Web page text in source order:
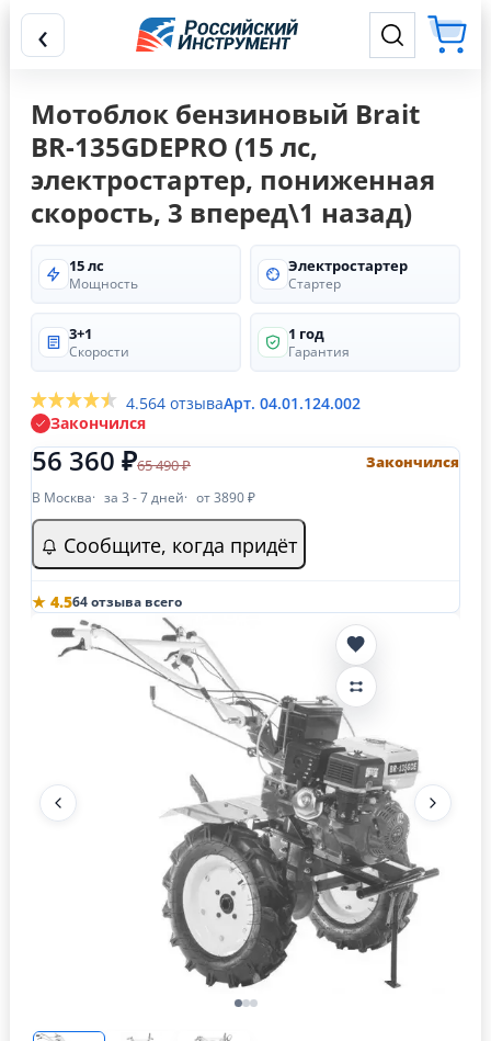
‹
Мотоблок бензиновый Brait
BR-135GDEPRO (15 лс,
электростартер, пониженная
скорость, 3 вперед\1 назад)
15 лс
Мощность
Электростартер
Стартер
3+1
Скорости
1 год
Гарантия
4.564 отзываАрт. 04.01.124.002
Закончился
56 360 ₽65 490 ₽ Закончился
В Москва за 3 - 7 дней от 3890 ₽
Сообщите, когда придёт
★ 4.564 отзыва всего